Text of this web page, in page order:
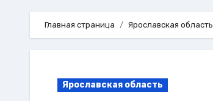
Главная страница Ярославская область
Ярославская область